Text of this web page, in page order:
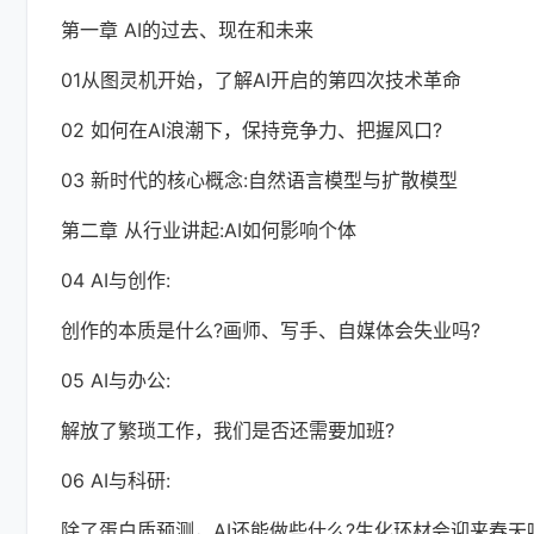
第一章 AI的过去、现在和未来
01从图灵机开始，了解AI开启的第四次技术革命
02 如何在AI浪潮下，保持竞争力、把握风口?
03 新时代的核心概念:自然语言模型与扩散模型
第二章 从行业讲起:AI如何影响个体
04 AI与创作:
创作的本质是什么?画师、写手、自媒体会失业吗?
05 AI与办公:
解放了繁琐工作，我们是否还需要加班?
06 AI与科研: